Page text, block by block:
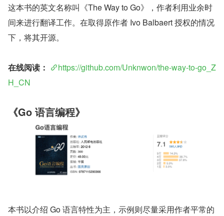
这本书的英文名称叫《The Way to Go》，作者利用业余时
间来进行翻译工作。在取得原作者 Ivo Balbaert 授权的情况
下，将其开源。
在线阅读：
https://github.com/Unknwon/the-way-to-go_Z
H_CN
《Go 语言编程》
本书以介绍 Go 语言特性为主，示例则尽量采用作者平常的